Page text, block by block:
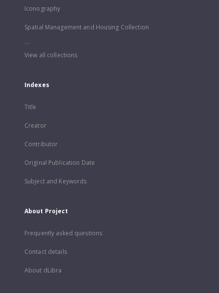
Iconography
Spatial Management and Housing Collection
...
View all collections
Indexes
Title
Creator
Contributor
Original Publication Date
Subject and Keywords
About Project
Frequently asked questions
Contact details
About dLibra